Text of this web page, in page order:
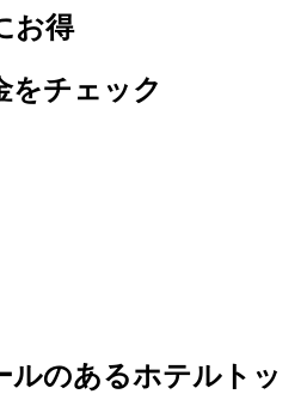
お得
をチェック
ルのあるホテルトッ